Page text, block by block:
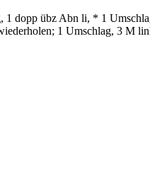
dopp übz Abn li, * 1
1 Umschlag, 3 M